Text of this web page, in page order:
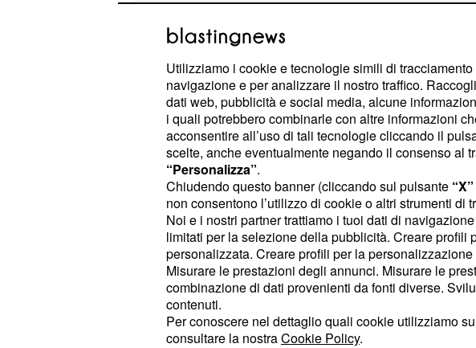
dell'Alpe d'Huez
Tour, dietro sua maestà Pogacar per ora
PLAYLIST
Tour, Vingegaard la prende con filosofia:
Spoiler My sweet lie: Sevket scopre le
Utilizziamo i cookie e tecnologie simili di
navigazione e per analizzare il nostro traffico.
dati web, pubblicità e social media, alcune
i quali potrebbero combinarle con altre informazioni
acconsentire all’uso di tali tecnologie cliccando il
scelte, anche eventualmente negando il consenso al
“Personalizza”.
Chiudendo questo banner (cliccando sul pulsante “X”
non consentono l’utilizzo di cookie o altri strumenti di
Noi e i nostri partner trattiamo i tuoi dati di
limitati per la selezione della pubblicità. Creare
personalizzata. Creare profili per la
Misurare le prestazioni degli annunci. Misurare le
combinazione di dati provenienti da fonti diverse.
contenuti.
Per conoscere nel dettaglio quali cookie utilizziamo
consultare la nostraCookie Policy.